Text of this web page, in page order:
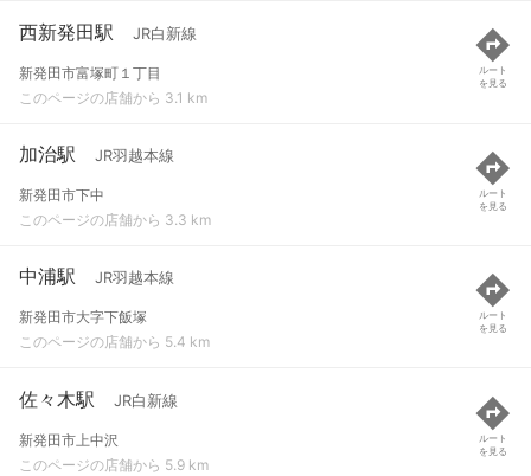
西新発田駅 JR白新線
新発田市富塚町１丁目
このページの店舗から 3.1 km
ルート
を見る
加治駅 JR羽越本線
新発田市下中
このページの店舗から 3.3 km
ルート
を見る
中浦駅 JR羽越本線
新発田市大字下飯塚
このページの店舗から 5.4 km
ルート
を見る
佐々木駅 JR白新線
新発田市上中沢
このページの店舗から 5.9 km
ルート
を見る